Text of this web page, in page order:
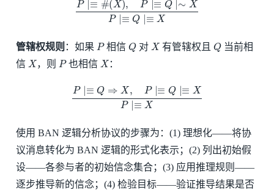
管辖权规则 ：如果 P 相信Q 对 X 有管辖权且Q 当前相
信 X，则 P 也相信 X ：
P∣≡Q⇒ X P∣≡ Q∣≡ XP ∣≡X
使用 BAN 逻辑分析协议的步骤为：(1) 理想化——将协
议消息转化为 BAN 逻辑的形式化表示；(2) 列出初始假
设——各参与者的初始信念集合；(3) 应用推理规则——
逐步推导新的信念；(4) 检验目标——验证推导结果是否